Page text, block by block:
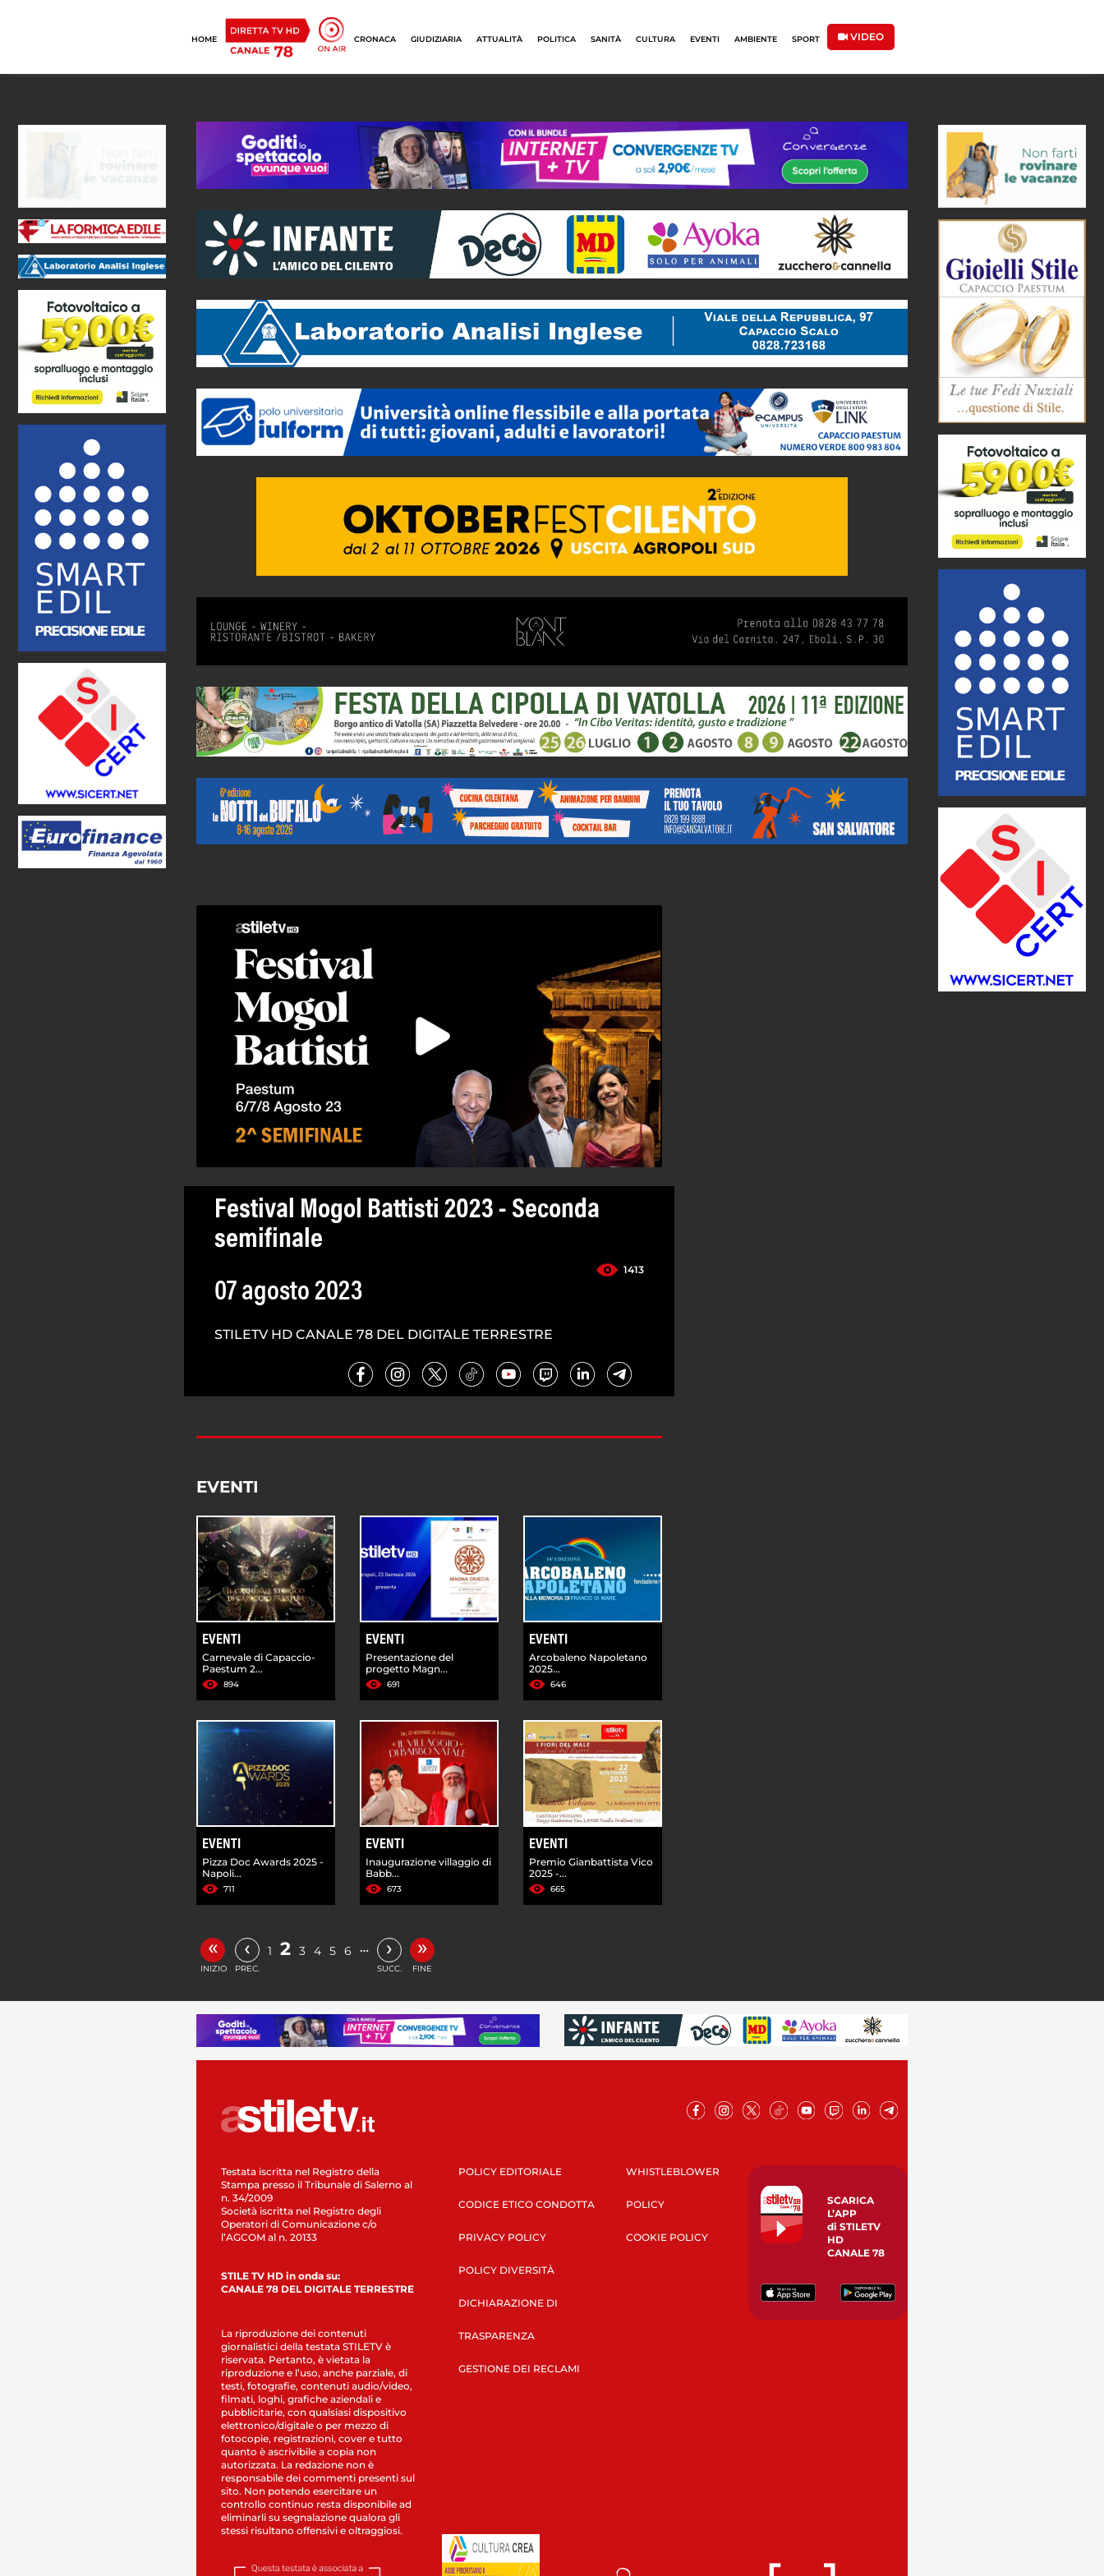
HOME CRONACA GIUDIZIARIA ATTUALITÀ POLITICA SANITÀ CULTURA EVENTI AMBIENTE SPORT VIDEO
Festival Mogol Battisti 2023 - Seconda
semifinale
1413
07 agosto 2023
STILETV HD CANALE 78 DEL DIGITALE TERRESTRE
EVENTI
EVENTI
Carnevale di Capaccio-
Paestum 2...
894
EVENTI
Presentazione del
progetto Magn...
691
EVENTI
Arcobaleno Napoletano
2025...
646
EVENTI
Pizza Doc Awards 2025 -
Napoli...
711
EVENTI
Inaugurazione villaggio di
Babb...
673
EVENTI
Premio Gianbattista Vico
2025 -...
665
«
INIZIO
‹
PREC.
1 2 3 4 5 6 … ›
SUCC.
»
FINE
Testata iscritta nel Registro della
Stampa presso il Tribunale di Salerno al
n. 34/2009
Società iscritta nel Registro degli
Operatori di Comunicazione c/o
l’AGCOM al n. 20133
STILE TV HD in onda su:
CANALE 78 DEL DIGITALE TERRESTRE
La riproduzione dei contenuti
giornalistici della testata STILETV è
riservata. Pertanto, è vietata la
riproduzione e l’uso, anche parziale, di
testi, fotografie, contenuti audio/video,
filmati, loghi, grafiche aziendali e
pubblicitarie, con qualsiasi dispositivo
elettronico/digitale o per mezzo di
fotocopie, registrazioni, cover e tutto
quanto è ascrivibile a copia non
autorizzata. La redazione non è
responsabile dei commenti presenti sul
sito. Non potendo esercitare un
controllo continuo resta disponibile ad
eliminarli su segnalazione qualora gli
stessi risultano offensivi e oltraggiosi.
POLICY EDITORIALE
CODICE ETICO CONDOTTA
PRIVACY POLICY
POLICY DIVERSITÀ
DICHIARAZIONE DI
TRASPARENZA
GESTIONE DEI RECLAMI
WHISTLEBLOWER
POLICY
COOKIE POLICY
SCARICA
L’APP
di STILETV
HD
CANALE 78